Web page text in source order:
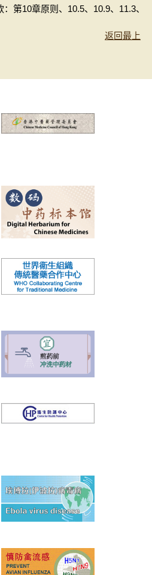
第10章原则、10.5、10.9、11.3、
返回最上